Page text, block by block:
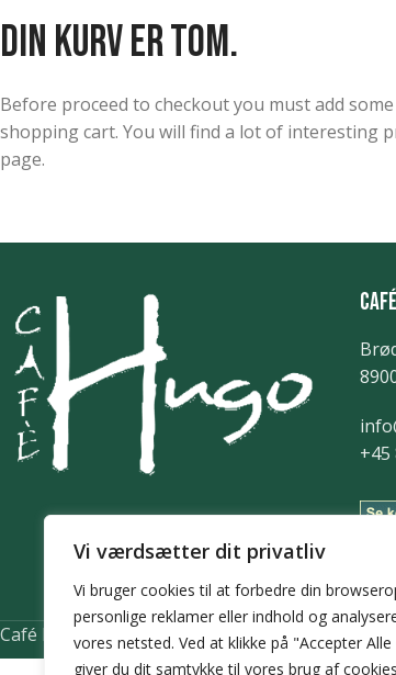
Vi værdsætter dit privatliv
Vi bruger cookies til at forbedre din
personlige reklamer eller indhold og
vores netsted. Ved at klikke på "Accepter
giver du dit samtykke til vores brug af
Din kurv er tom.
Before proceed to checkout you must add
shopping cart. You will find a lot of interesting
page.
+45
Café Hugo @ 2025 | Power byNemBestil ApS